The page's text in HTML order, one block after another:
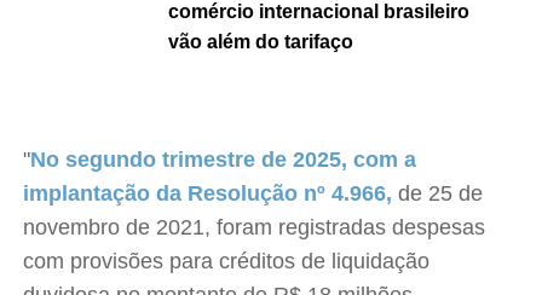
comércio internacional brasileiro
vão além do tarifaço
"No segundo trimestre de 2025, com a
implantação da Resolução nº 4.966,de 25 de
novembro de 2021, foram registradas despesas
com provisões para créditos de liquidação